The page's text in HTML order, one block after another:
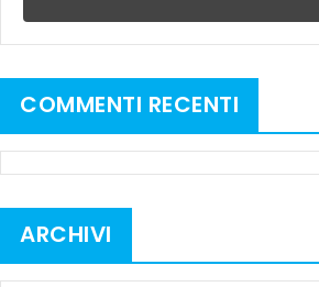
COMMENTI RECENTI
ARCHIVI